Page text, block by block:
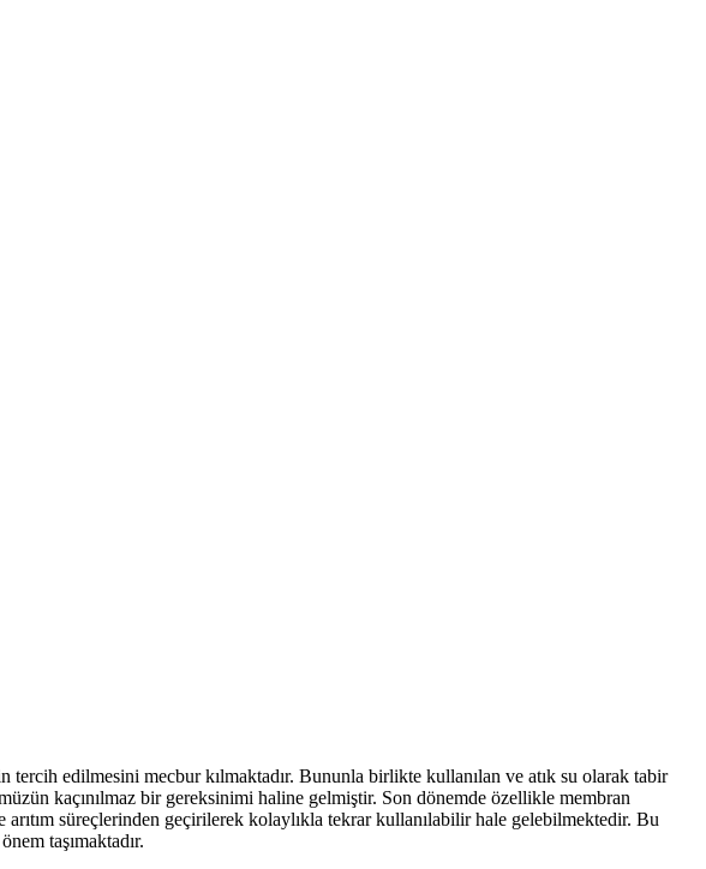
tercih edilmesini mecbur kılmaktadır. Bununla birlikte kullanılan ve atık su olarak tabir
kaçınılmaz bir gereksinimi haline gelmiştir. Son dönemde özellikle membran
süreçlerinden geçirilerek kolaylıkla tekrar kullanılabilir hale gelebilmektedir. Bu
taşımaktadır.